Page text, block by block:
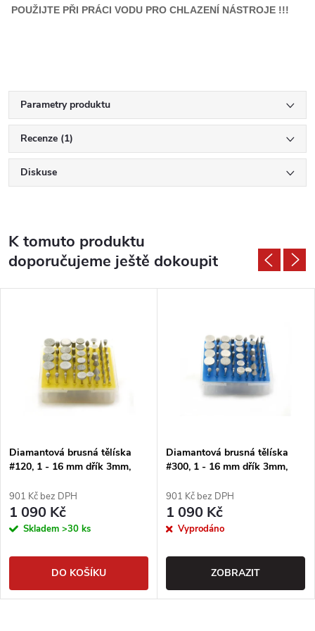
POUŽIJTE PŘI PRÁCI VODU PRO CHLAZENÍ NÁSTROJE !!!
Parametry produktu
Recenze (1)
Diskuse
K tomuto produktu
doporučujeme ještě dokoupit
Diamantová brusná tělíska
#120, 1 - 16 mm dřík 3mm,
901 Kč bez DPH
1 090 Kč
Skladem >30 ks
DO KOŠÍKU
Diamantová brusná tělíska
#300, 1 - 16 mm dřík 3mm,
901 Kč bez DPH
1 090 Kč
Vyprodáno
ZOBRAZIT